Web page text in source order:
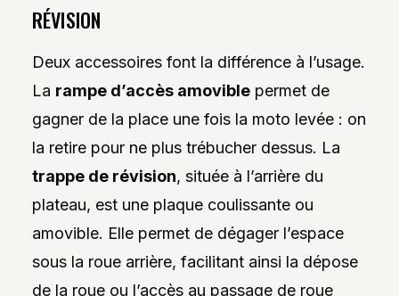
RÉVISION
Deux accessoires font la différence à l’usage.
La rampe d’accès amoviblepermet de
gagner de la place une fois la moto levée : on
la retire pour ne plus trébucher dessus. La
trappe de révision, située à l’arrière du
plateau, est une plaque coulissante ou
amovible. Elle permet de dégager l’espace
sous la roue arrière, facilitant ainsi la dépose
de la roue ou l’accès au passage de roue